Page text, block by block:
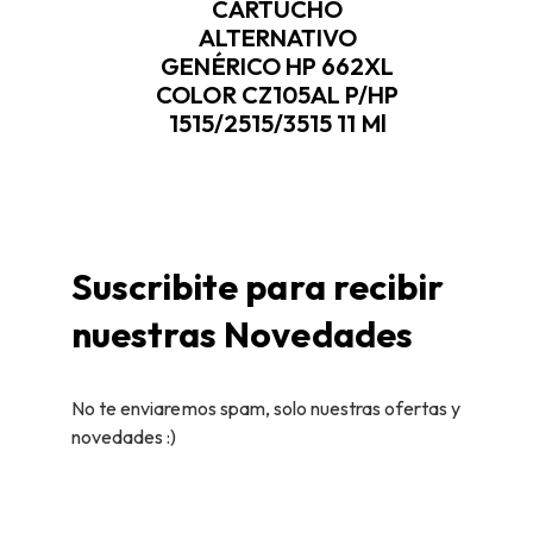
CARTUCHO
ALTERNATIVO
GENÉRICO HP 662XL
COLOR CZ105AL P/HP
1515/2515/3515 11 Ml
Suscribite para recibir
nuestras Novedades
No te enviaremos spam, solo nuestras ofertas y
novedades :)